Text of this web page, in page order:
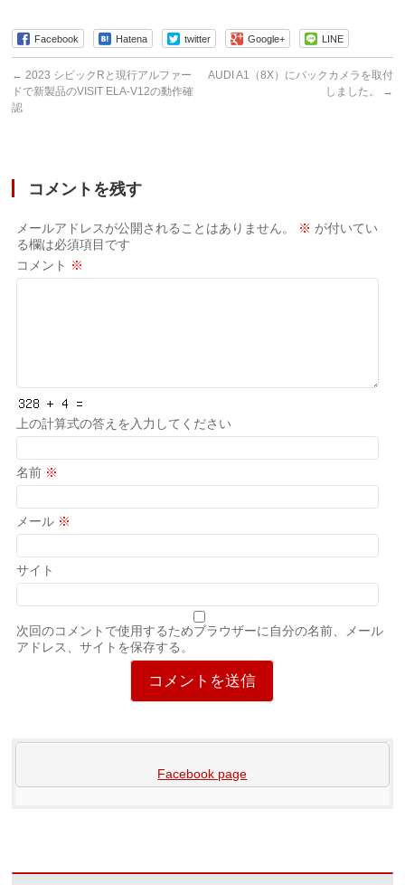
Facebook Hatena twitter Google+ LINE
← 2023 シビックRと現行アルファー
ドで新製品のVISIT ELA-V12の動作確
認
AUDI A1（8X）にバックカメラを取付
しました。
→
コメントを残す
メールアドレスが公開されることはありません。 ※ が付いてい
る欄は必須項目です
コメント ※
上の計算式の答えを入力してください
名前 ※
メール ※
サイト
次回のコメントで使用するためブラウザーに自分の名前、メール
アドレス、サイトを保存する。
Facebook page